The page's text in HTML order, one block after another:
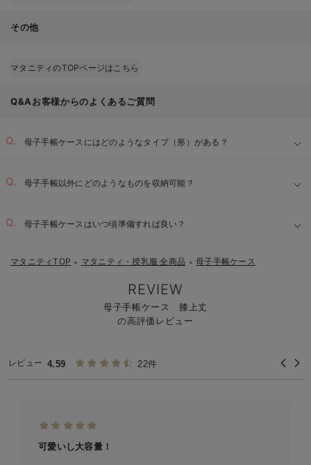
その他
マタニティのTOPページはこちら
Q&Aお客様からのよくあるご質問
母子手帳ケースにはどのようなタイプ（形）がある？
母子手帳以外にどのようなものを収納可能？
母子手帳ケースはいつ頃準備すれば良い？
マタニティTOP ＞ マタニティ・授乳服 全商品 ＞ 母子手帳ケース
REVIEW
母子手帳ケース 膝上丈
の高評価レビュー
レビュー 4.59 22件
可愛いし大容量！